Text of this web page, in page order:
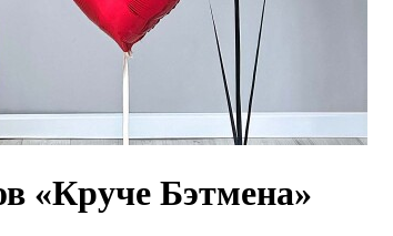
«Круче Бэтмена»